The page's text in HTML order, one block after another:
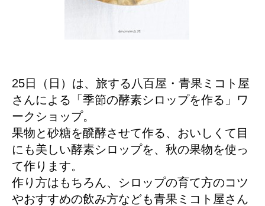
25日（日）は、旅する八百屋・青果ミコト屋
さんによる「季節の酵素シロップを作る」ワ
ークショップ。
果物と砂糖を醗酵させて作る、おいしくて目
にも美しい酵素シロップを、秋の果物を使っ
て作ります。
作り方はもちろん、シロップの育て方のコツ
やおすすめの飲み方なども青果ミコト屋さん